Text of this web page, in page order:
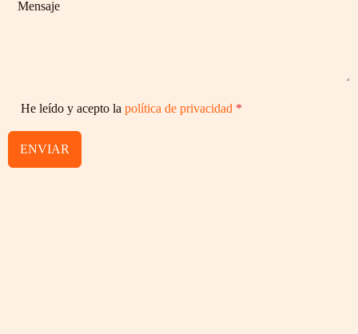
He leído y acepto la política de privacidad *
ENVIAR